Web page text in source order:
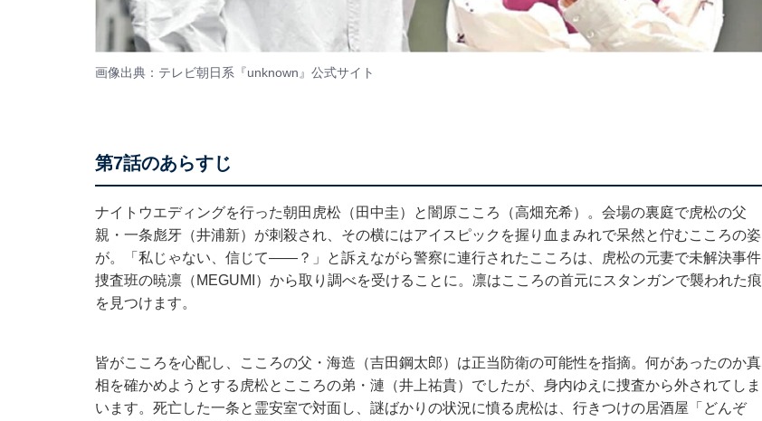
画像出典：テレビ朝日系『unknown』 公式サイト
第7話のあらすじ
ナイトウエディングを行った朝田虎松（田中圭）と闇原こころ（高畑充希）。会場の裏庭で虎松の父
親・一条彪牙（井浦新）が刺殺され、その横にはアイスピックを握り血まみれで呆然と佇むこころの姿
が。「私じゃない、信じて――？」と訴えながら警察に連行されたこころは、虎松の元妻で未解決事件
捜査班の暁凛（MEGUMI）から取り調べを受けることに。凛はこころの首元にスタンガンで襲われた痕
を見つけます。
皆がこころを心配し、こころの父・海造（吉田鋼太郎）は正当防衛の可能性を指摘。何があったのか真
相を確かめようとする虎松とこころの弟・漣（井上祐貴）でしたが、身内ゆえに捜査から外されてしま
います。死亡した一条と霊安室で対面し、謎ばかりの状況に憤る虎松は、行きつけの居酒屋「どんぞ